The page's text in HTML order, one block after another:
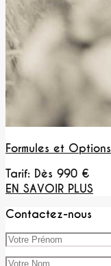
Formules et Options
Tarif: Dès 990 €
EN SAVOIR PLUS
Contactez-nous